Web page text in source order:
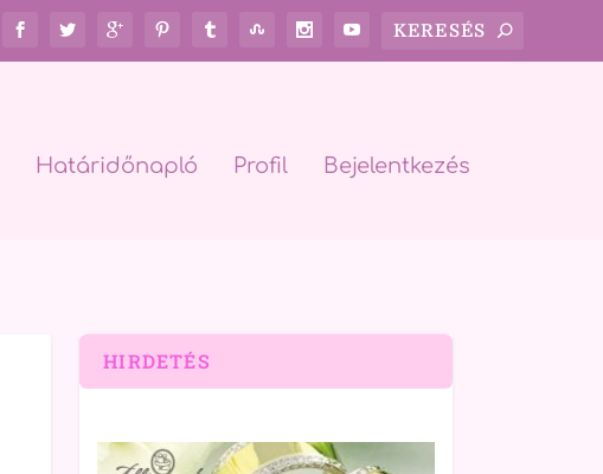
Határidőnapló Profil Bejelentkezés
HIRDETÉS